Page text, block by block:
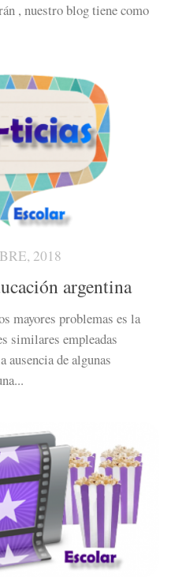
, nuestro blog tiene como
2018
argentina
mayores problemas es la
similares empleadas
ausencia de algunas